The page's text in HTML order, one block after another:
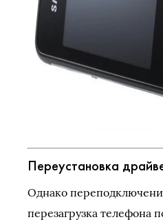
Переустановка
Однако
перезагрузка телефона